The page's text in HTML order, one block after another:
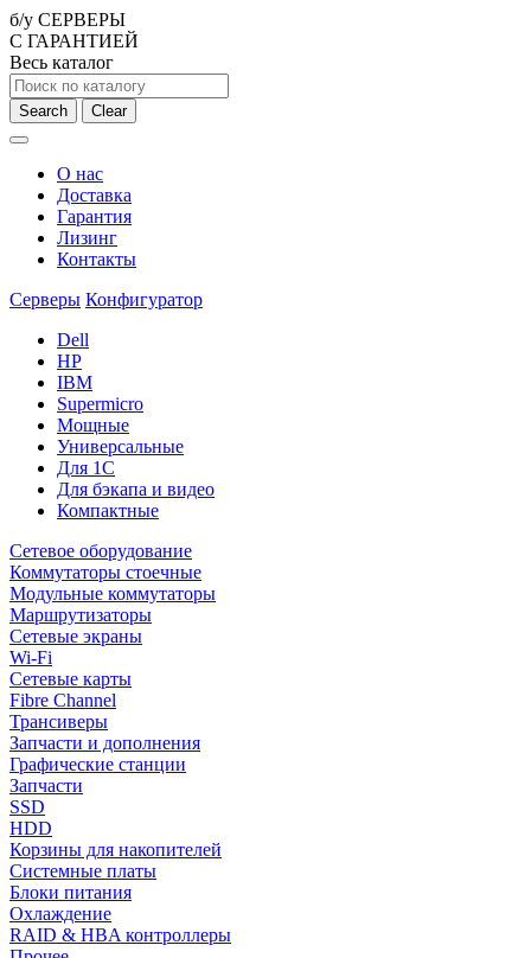
б/у СЕРВЕРЫ
С ГАРАНТИЕЙ
Весь каталог
Search Clear
О нас
Доставка
Гарантия
Лизинг
Контакты
Серверы Конфигуратор
Dell
HP
IBM
Supermicro
Мощные
Универсальные
Для 1С
Для бэкапа и видео
Компактные
Сетевое оборудование
Коммутаторы стоечные
Модульные коммутаторы
Маршрутизаторы
Сетевые экраны
Wi-Fi
Сетевые карты
Fibre Channel
Трансиверы
Запчасти и дополнения
Графические станции
Запчасти
SSD
HDD
Корзины для накопителей
Системные платы
Блоки питания
Охлаждение
RAID & HBA контроллеры